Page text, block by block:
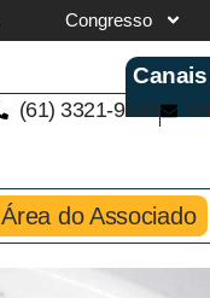
Congresso
(61) 3321-9563
Área do Associado